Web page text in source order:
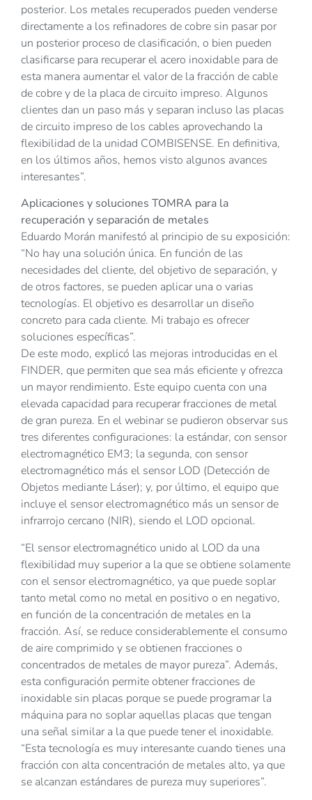
posterior. Los metales recuperados pueden venderse
directamente a los refinadores de cobre sin pasar por
un posterior proceso de clasificación, o bien pueden
clasificarse para recuperar el acero inoxidable para de
esta manera aumentar el valor de la fracción de cable
de cobre y de la placa de circuito impreso. Algunos
clientes dan un paso más y separan incluso las placas
de circuito impreso de los cables aprovechando la
flexibilidad de la unidad COMBISENSE. En definitiva,
en los últimos años, hemos visto algunos avances
interesantes”.
Aplicaciones y soluciones TOMRA para la
recuperación y separación de metales
Eduardo Morán manifestó al principio de su exposición:
“No hay una solución única. En función de las
necesidades del cliente, del objetivo de separación, y
de otros factores, se pueden aplicar una o varias
tecnologías. El objetivo es desarrollar un diseño
concreto para cada cliente. Mi trabajo es ofrecer
soluciones específicas”.
De este modo, explicó las mejoras introducidas en el
FINDER, que permiten que sea más eficiente y ofrezca
un mayor rendimiento. Este equipo cuenta con una
elevada capacidad para recuperar fracciones de metal
de gran pureza. En el webinar se pudieron observar sus
tres diferentes configuraciones: la estándar, con sensor
electromagnético EM3; la segunda, con sensor
electromagnético más el sensor LOD (Detección de
Objetos mediante Láser); y, por último, el equipo que
incluye el sensor electromagnético más un sensor de
infrarrojo cercano (NIR), siendo el LOD opcional.
“El sensor electromagnético unido al LOD da una
flexibilidad muy superior a la que se obtiene solamente
con el sensor electromagnético, ya que puede soplar
tanto metal como no metal en positivo o en negativo,
en función de la concentración de metales en la
fracción. Así, se reduce considerablemente el consumo
de aire comprimido y se obtienen fracciones o
concentrados de metales de mayor pureza”. Además,
esta configuración permite obtener fracciones de
inoxidable sin placas porque se puede programar la
máquina para no soplar aquellas placas que tengan
una señal similar a la que puede tener el inoxidable.
“Esta tecnología es muy interesante cuando tienes una
fracción con alta concentración de metales alto, ya que
se alcanzan estándares de pureza muy superiores”.